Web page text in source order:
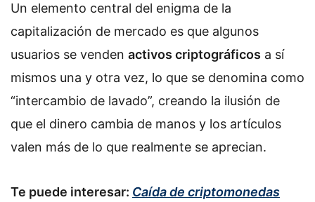
Un elemento central del enigma de la
capitalización de mercado es que algunos
usuarios se venden activos criptográficos a sí
mismos una y otra vez, lo que se denomina como
“intercambio de lavado”, creando la ilusión de
que el dinero cambia de manos y los artículos
valen más de lo que realmente se aprecian.
Te puede interesar: Caída de criptomonedas